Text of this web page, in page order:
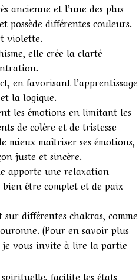
ancienne et l’une des plus
possède différentes couleurs.
violette.
elle crée la clarté
en favorisant l’apprentissage
la logique.
les émotions en limitant les
de colère et de tristesse
mieux maîtriser ses émotions,
juste et sincère.
apporte une relaxation
être complet et de paix
différentes chakras, comme
(Pour en savoir plus
je vous invite à lire la partie
facilite les états